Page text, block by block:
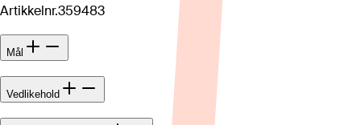
Artikkelnr.359483
Mål
Vedlikehold